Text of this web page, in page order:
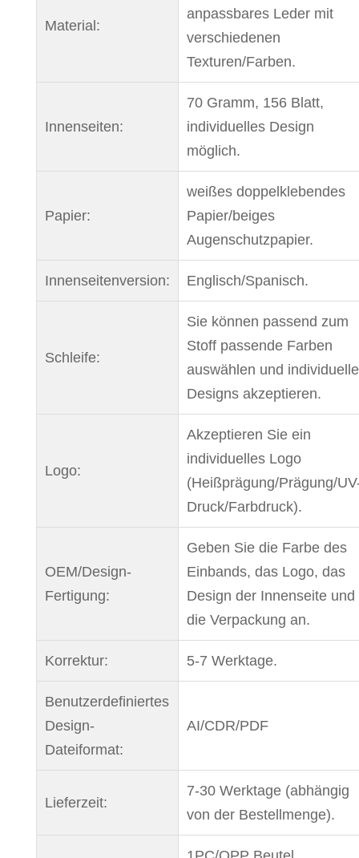
Material:
anpassbares Leder mit
verschiedenen
Texturen/Farben.
Innenseiten:
70 Gramm, 156 Blatt,
individuelles Design
möglich.
Papier:
weißes doppelklebendes
Papier/beiges
Augenschutzpapier.
Innenseitenversion: Englisch/Spanisch.
Schleife:
Sie können passend zum
Stoff passende Farben
auswählen und individuelle
Designs akzeptieren.
Logo:
Akzeptieren Sie ein
individuelles Logo
(Heißprägung/Prägung/
Druck/Farbdruck).
OEM/Design-
Fertigung:
Geben Sie die Farbe des
Einbands, das Logo, das
Design der Innenseite und
die Verpackung an.
Korrektur: 5-7 Werktage.
Benutzerdefiniertes
Design-
Dateiformat:
AI/CDR/PDF
Lieferzeit:
7-30 Werktage (abhängig
von der Bestellmenge).